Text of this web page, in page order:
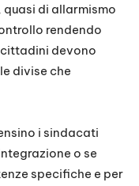
di allarmismo
rendendo
cittadini devono
divise che
i sindacati
o se
specifiche e per